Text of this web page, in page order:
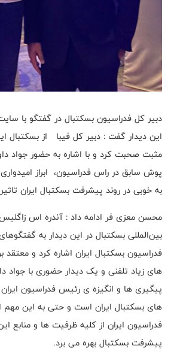
دبیر کل فدراسیون بسکتبال در گفتگو با
این دیدار گفت : دبیر کل فیبا از بسکتبال
مثبت صحبت کرد و با اشاره به حضور جواد
پوش سابق در راس فدراسیون، ابراز
به خوبی در روند پیشرفت بسکتبال ایران
محسن معزی فر ادامه داد : آندره اس
بین‌المللی بسکتبال در این دیدار به
فدراسیون بسکتبال ایران اشاره کرد و
های زیاد تلفنی و یک دیدار حضوری با جواد
پیگیری ها و انگیزه ی رئیس فدراسیون
های بسکتبال ایران است و حتی به این مهم
فدراسیون ایران از کلیه ظرفیت ها و منابع
پیشرفت بسکتبال بهره می برد.